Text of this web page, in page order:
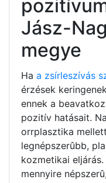
Jász-
megye
Ha a zsírleszívás
érzések
ennek a
pozitív hatásait.
orrplasztika
legnépszerûbb,
kozmetikai
mennyire